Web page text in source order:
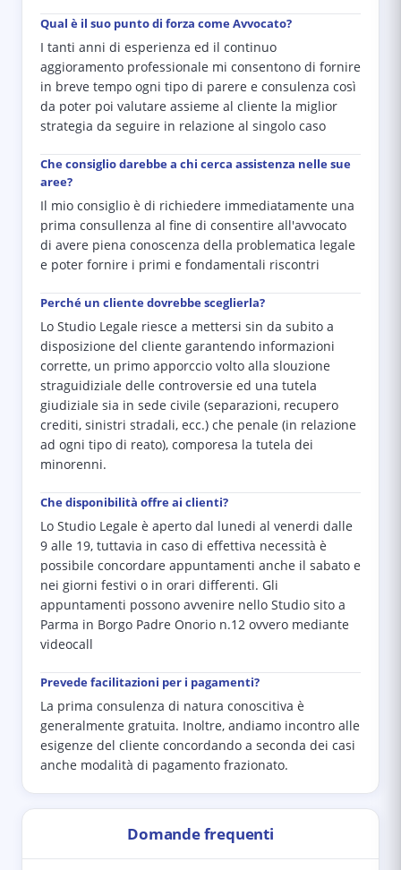
Qual è il suo punto di forza come Avvocato?
I tanti anni di esperienza ed il continuo
aggioramento professionale mi consentono di fornire
in breve tempo ogni tipo di parere e consulenza così
da poter poi valutare assieme al cliente la miglior
strategia da seguire in relazione al singolo caso
Che consiglio darebbe a chi cerca assistenza nelle sue
aree?
Il mio consiglio è di richiedere immediatamente una
prima consullenza al fine di consentire all'avvocato
di avere piena conoscenza della problematica legale
e poter fornire i primi e fondamentali riscontri
Perché un cliente dovrebbe sceglierla?
Lo Studio Legale riesce a mettersi sin da subito a
disposizione del cliente garantendo informazioni
corrette, un primo apporccio volto alla slouzione
straguidiziale delle controversie ed una tutela
giudiziale sia in sede civile (separazioni, recupero
crediti, sinistri stradali, ecc.) che penale (in relazione
ad ogni tipo di reato), comporesa la tutela dei
minorenni.
Che disponibilità offre ai clienti?
Lo Studio Legale è aperto dal lunedi al venerdi dalle
9 alle 19, tuttavia in caso di effettiva necessità è
possibile concordare appuntamenti anche il sabato e
nei giorni festivi o in orari differenti. Gli
appuntamenti possono avvenire nello Studio sito a
Parma in Borgo Padre Onorio n.12 ovvero mediante
videocall
Prevede facilitazioni per i pagamenti?
La prima consulenza di natura conoscitiva è
generalmente gratuita. Inoltre, andiamo incontro alle
esigenze del cliente concordando a seconda dei casi
anche modalità di pagamento frazionato.
Domande frequenti